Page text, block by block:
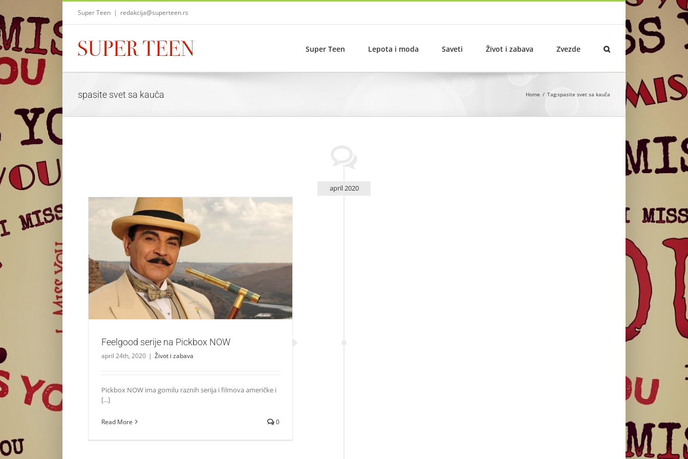
to
content
Super Teen | redakcija@superteen.rs
Super Teen Lepota i moda Saveti Život i zabava Zvezde
spasite svet sa kauča Home Tag:spasite svet sa kauča
april 2020
Feelgood serije na Pickbox NOW
Život i zabava
Feelgood serije na Pickbox NOW
april 24th, 2020 | Život i zabava
Pickbox NOW ima gomilu raznih serija i filmova američke i
[...]
Read More 0